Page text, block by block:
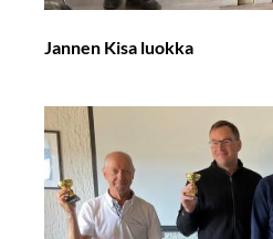
Jannen Kisa luokka